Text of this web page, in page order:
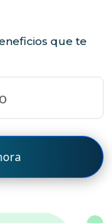
que te